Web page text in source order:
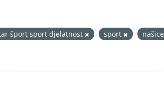
šport sport djelatnost sport našice